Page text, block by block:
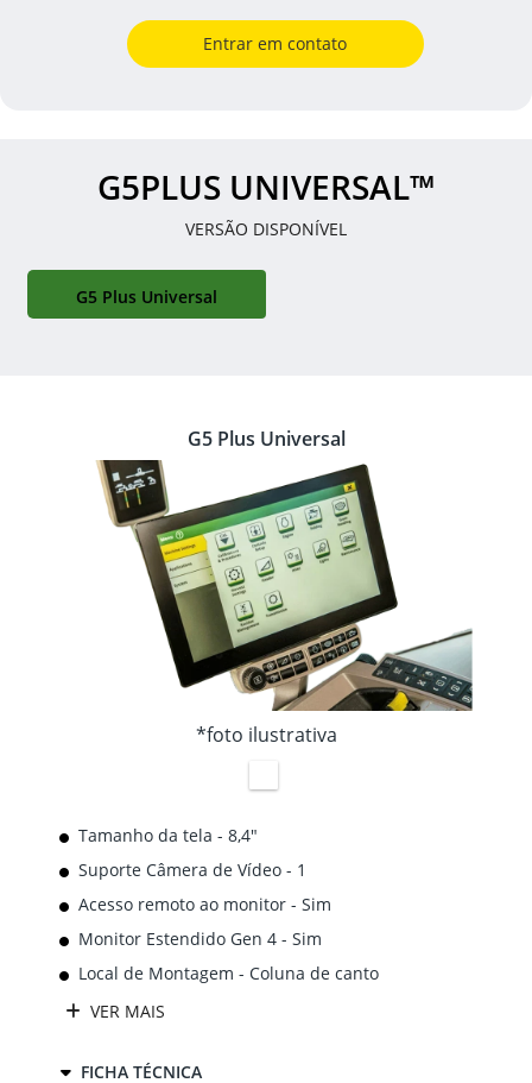
Entrar em contato
G5PLUS UNIVERSAL™
VERSÃO DISPONÍVEL
G5 Plus Universal
G5 Plus Universal
*foto ilustrativa
Tamanho da tela - 8,4"
Suporte Câmera de Vídeo - 1
Acesso remoto ao monitor - Sim
Monitor Estendido Gen 4 - Sim
Local de Montagem - Coluna de canto
VER MAIS
FICHA TÉCNICA